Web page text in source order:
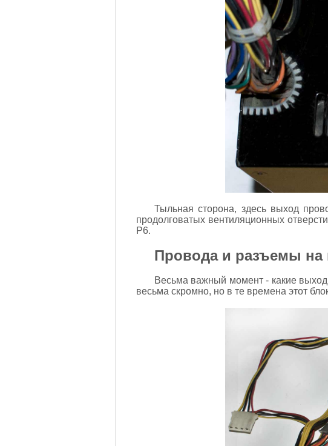
Тыльная сторона, здесь выход
продолговатых вентиляционных
P6.
Провода и разъемы на
Весьма важный момент - какие
весьма скромно, но в те времена этот